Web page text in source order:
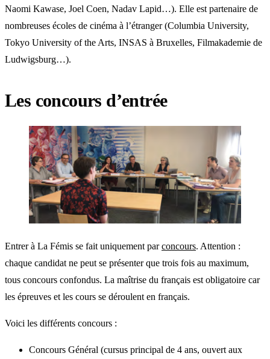
Naomi Kawase, Joel Coen, Nadav Lapid…). Elle est partenaire de
nombreuses écoles de cinéma à l’étranger (Columbia University,
Tokyo University of the Arts, INSAS à Bruxelles, Filmakademie de
Ludwigsburg…).
Les concours d’entrée
Entrer à La Fémis se fait uniquement parconcours. Attention :
chaque candidat ne peut se présenter que trois fois au maximum,
tous concours confondus. La maîtrise du français est obligatoire car
les épreuves et les cours se déroulent en français.
Voici les différents concours :
Concours Général (cursus principal de 4 ans, ouvert aux